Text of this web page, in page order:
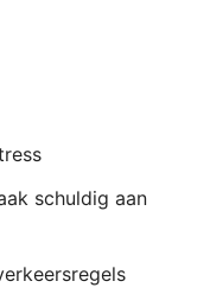
schuldig aan